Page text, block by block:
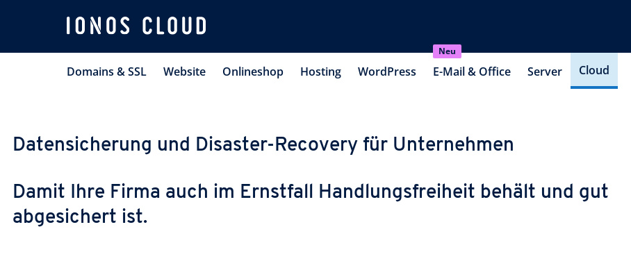
Domains & SSL Website Onlineshop Hosting WordPress
Neu
E-Mail & Office Server Cloud
Datensicherung und Disaster-Recovery für Unternehmen
Damit Ihre Firma auch im Ernstfall Handlungsfreiheit behält und gut
abgesichert ist.